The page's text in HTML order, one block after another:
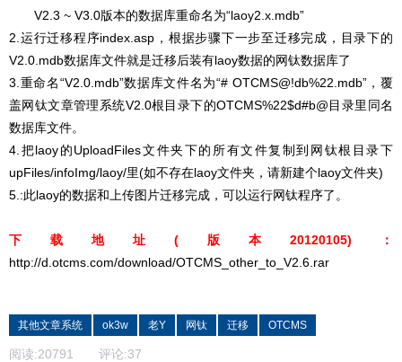
V2.3 ~ V3.0版本的数据库重命名为“laoy2.x.mdb”
2.运行迁移程序index.asp，根据步骤下一步至迁移完成，目录下的
V2.0.mdb数据库文件就是迁移后装有laoy数据的网钛数据库了
3.重命名“V2.0.mdb”数据库文件名为“# OTCMS@!db%22.mdb”，覆
盖网钛文章管理系统V2.0根目录下的OTCMS%22$d#b@目录里同名
数据库文件。
4.把laoy的UploadFiles文件夹下的所有文件复制到网钛根目录下
upFiles/infoImg/laoy/里(如不存在laoy文件夹，请新建个laoy文件夹)
5.:此laoy的数据和上传图片迁移完成，可以运行网钛程序了。
下载地址(版本20120105)：
http://d.otcms.com/download/OTCMS_other_to_V2.6.rar
其他文章系统 ok3w 老Y 网钛 迁移 OTCMS
阅读:20791 评论:37